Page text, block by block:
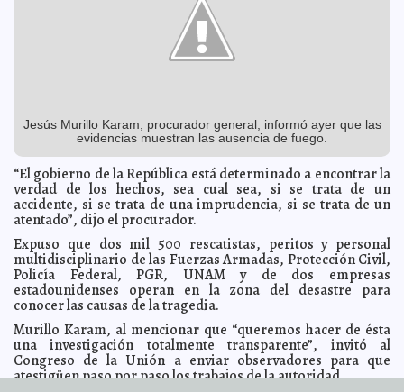
Garantizan cuidado de la tortuga marina en Cancún
'Dona Esperanza A.C.' anuncia la Semana del Riñón
Menéndez Monforte
2013-02-02 16:35:21 El Papa da el pésame a deudos de los muertos de
Pemex
2013-02-02 15:28:07 Wislawa Szymborska, de corazón generoso y discreto
A7
2013-02-02 15:22:58 Armas en EE. UU.: El precio de la 'libertad' A7
Congelan cuentas a hija de ex gobernador priista
2013-02-02 15:15:21 Rescatan a leona de diputado veracruzano Mari Tere
Menéndez Monforte
2013-02-02 15:13:57 Vacunan contra tétanos a personal de la Torre de
PemexA7
2013-02-02 15:11:05 No avanza construcción del domo de alberca
semiolímpica A7
2013-02-02 15:09:20 Seleccionan a jueces para el sistema oral en Yucatán A7
Jesús Murillo Karam, procurador general, informó ayer que las
evidencias muestran las ausencia de fuego.
“El gobierno de la República está determinado a encontrar la
verdad de los hechos, sea cual sea, si se trata de un
accidente, si se trata de una imprudencia, si se trata de un
atentado”, dijo el procurador.
Expuso que dos mil 500 rescatistas, peritos y personal
multidisciplinario de las Fuerzas Armadas, Protección Civil,
Policía Federal, PGR, UNAM y de dos empresas
estadounidenses operan en la zona del desastre para
conocer las causas de la tragedia.
Murillo Karam, al mencionar que “queremos hacer de ésta
una investigación totalmente transparente”, invitó al
Congreso de la Unión a enviar observadores para que
atestigüen paso por paso los trabajos de la autoridad.